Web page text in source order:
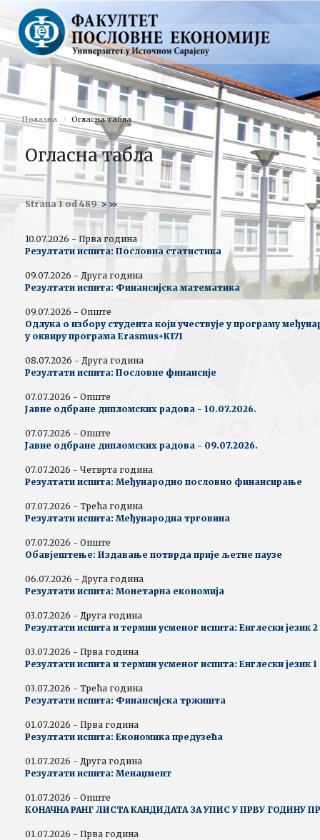
Полазна Огласна табла
Огласна табла
Strana 1 od 489> >>
10.07.2026 - Прва година
Резултати испита: Пословна статистика
09.07.2026 - Друга година
Резултати испита: Финансијска математика
09.07.2026 - Опште
Одлука о избору студента који учествује у програму
у оквиру програма Erasmus+К171
08.07.2026 - Друга година
Резултати испита: Пословне финансије
07.07.2026 - Опште
Јавне одбране дипломских радова - 10.07.2026.
07.07.2026 - Опште
Јавне одбране дипломских радова - 09.07.2026.
07.07.2026 - Четврта година
Резултати испита: Међународно пословно финансирање
07.07.2026 - Трећа година
Резултати испита: Међународна трговина
07.07.2026 - Опште
Обавјештење: Издавање потврда прије љетне паузе
06.07.2026 - Друга година
Резултати испита: Монетарна економија
03.07.2026 - Друга година
Резултати испита и термин усменог испита: Енглески језик 2
03.07.2026 - Прва година
Резултати испита и термин усменог испита: Енглески језик 1
03.07.2026 - Трећа година
Резултати испита: Финансијска тржишта
01.07.2026 - Прва година
Резултати испита: Економика предузећа
01.07.2026 - Друга година
Резултати испита: Менаџмент
01.07.2026 - Опште
КОНАЧНА РАНГ ЛИСТА КАНДИДАТА ЗА УПИС У ПРВУ ГОДИНУ
01.07.2026 - Прва година